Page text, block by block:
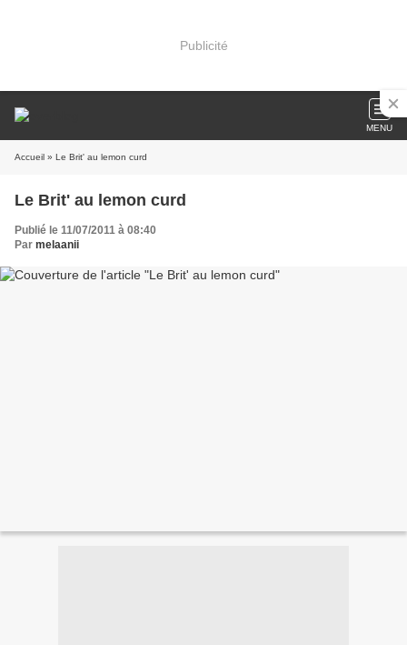
Publicité
MENU
Accueil » Le Brit' au lemon curd
Le Brit' au lemon curd
Publié le 11/07/2011 à 08:40
Par melaanii